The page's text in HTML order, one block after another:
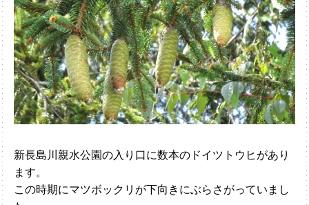
新長島川親水公園の入り口に数本のドイツトウヒがあり
ます。
この時期にマツボックリが下向きにぶらさがっていまし